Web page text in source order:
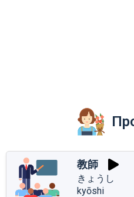
教師
きょうし
kyōshi